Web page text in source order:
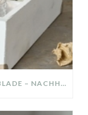
DIY-DEKO-TABLETT AUS ALTER SCHUBLADE – NACHHALTIGE HERBSTDEKO SELBER MACHEN!